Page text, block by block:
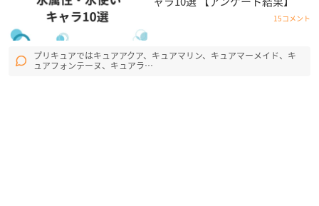
15コメント
プリキュアではキュアアクア、キュアマリン、キュアマーメイド、キ
ュアフォンテーヌ、キュアラ…